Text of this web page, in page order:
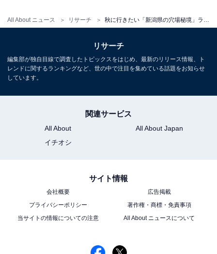
All About ニュース リサーチ
リサーチ
編集部が独自目線で調査したトピックスをはじめ、最新のリリース情報、ト
レンドに関するランキングなど、世の中で注目を集めている話題をお知らせ
しています。
関連サービス
All About
All About Japan
イチオシ
サイト情報
会社概要
広告掲載
プライバシーポリシー
著作権・商標・免責事項
当サイトの情報についての注意
All About ニュースについて